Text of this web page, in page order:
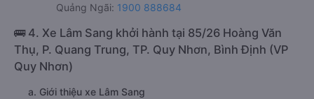
Quảng Ngãi: 1900 888684
🚌 4. Xe Lâm Sang khởi hành tại 85/26 Hoàng Văn
Thụ, P. Quang Trung, TP. Quy Nhơn, Bình Định (VP
Quy Nhơn)
a. Giới thiệu xe Lâm Sang